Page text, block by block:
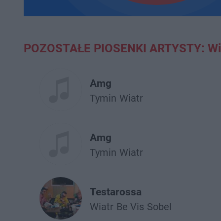
POZOSTAŁE PIOSENKI ARTYSTY:
Amg
Tymin Wiatr
Amg
Tymin Wiatr
Testarossa
Wiatr Be Vis Sobel